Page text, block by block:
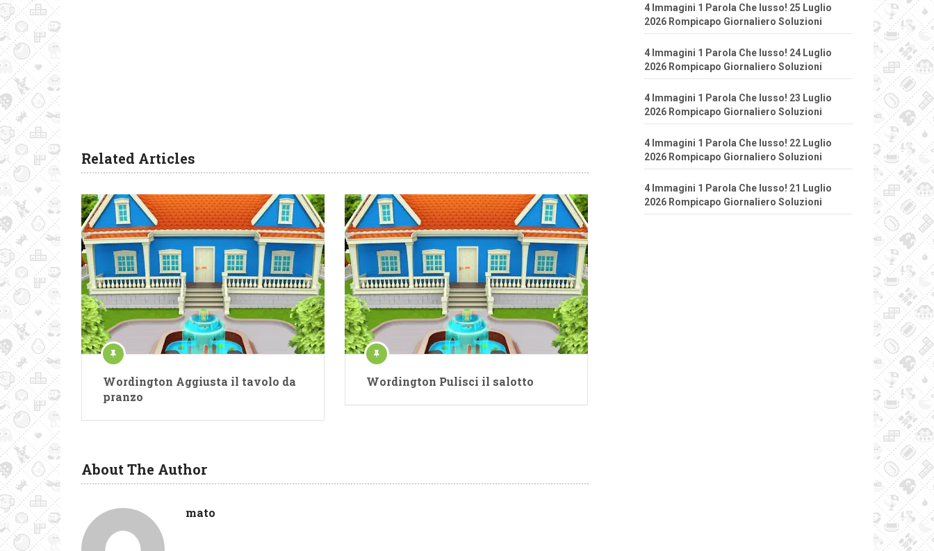
Related Articles
Wordington Aggiusta il tavolo da
pranzo
Wordington Pulisci il salotto
About The Author
mato
4 Immagini 1 Parola Che lusso! 25 Luglio
2026 Rompicapo Giornaliero Soluzioni
4 Immagini 1 Parola Che lusso! 24 Luglio
2026 Rompicapo Giornaliero Soluzioni
4 Immagini 1 Parola Che lusso! 23 Luglio
2026 Rompicapo Giornaliero Soluzioni
4 Immagini 1 Parola Che lusso! 22 Luglio
2026 Rompicapo Giornaliero Soluzioni
4 Immagini 1 Parola Che lusso! 21 Luglio
2026 Rompicapo Giornaliero Soluzioni